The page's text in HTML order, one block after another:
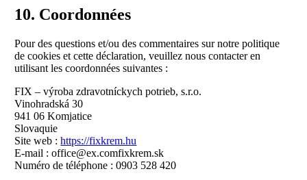
10. Coordonnées
Pour des questions et/ou des commentaires sur notre politique
de cookies et cette déclaration, veuillez nous contacter en
utilisant les coordonnées suivantes :
FIX – výroba zdravotníckych potrieb, s.r.o.
Vinohradská 30
941 06 Komjatice
Slovaquie
Site web :https://fixkrem.hu
E-mail :office@ex.comfixkrem.sk
Numéro de téléphone : 0903 528 420